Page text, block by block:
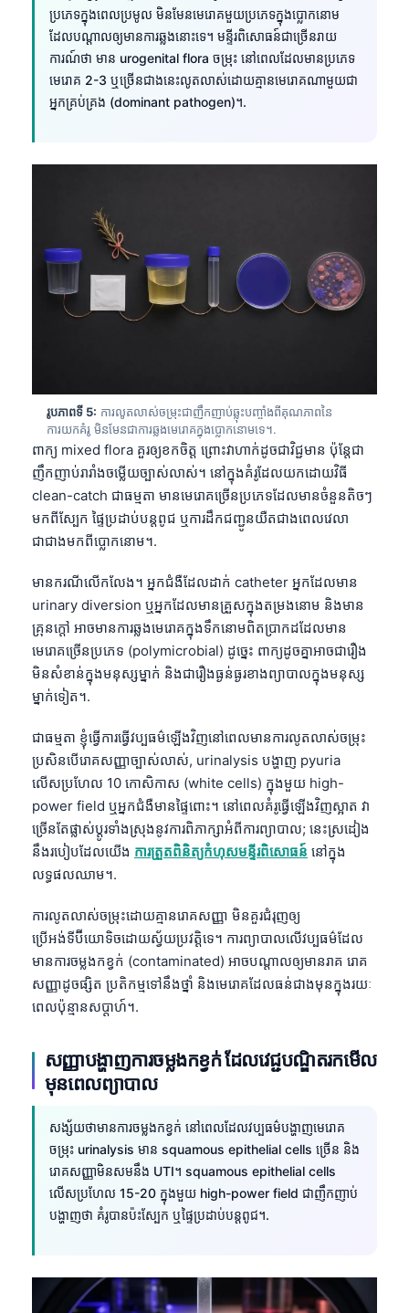
ប្រភេទក្នុងពេលប្រមូល មិនមែនមេរោគមួយប្រភេទក្នុងប្លោកនោម
ដែលបណ្តាលឲ្យមានការឆ្លងនោះទេ។ មន្ទីរពិសោធន៍ជាច្រើនរាយ
ការណ៍ថា មាន urogenital flora ចម្រុះ នៅពេលដែលមានប្រភេទ
មេរោគ 2-3 ឬច្រើនជាងនេះលូតលាស់ដោយគ្មានមេរោគណាមួយជា
អ្នកគ្រប់គ្រង (dominant pathogen)។.
រូបភាពទី 5: ការលូតលាស់ចម្រុះជាញឹកញាប់ឆ្លុះបញ្ចាំងពីគុណភាពនៃ
ការយកគំរូ មិនមែនជាការឆ្លងមេរោគក្នុងប្លោកនោមទេ។.
ពាក្យ mixed flora គួរឲ្យខកចិត្ត ព្រោះវាហាក់ដូចជាវិជ្ជមាន ប៉ុន្តែជា
ញឹកញាប់រារាំងចម្លើយច្បាស់លាស់។ នៅក្នុងគំរូដែលយកដោយវិធី
clean-catch ជាធម្មតា មានមេរោគច្រើនប្រភេទដែលមានចំនួនតិចៗ
មកពីស្បែក ផ្ទៃប្រដាប់បន្តពូជ ឬការដឹកជញ្ជូនយឺតជាងពេលវេលា
ជាជាងមកពីប្លោកនោម។.
មានករណីលើកលែង។ អ្នកជំងឺដែលដាក់ catheter អ្នកដែលមាន
urinary diversion ឬអ្នកដែលមានគ្រួសក្នុងតម្រងនោម និងមាន
គ្រុនក្តៅ អាចមានការឆ្លងមេរោគក្នុងទឹកនោមពិតប្រាកដដែលមាន
មេរោគច្រើនប្រភេទ (polymicrobial) ដូច្នេះ ពាក្យដូចគ្នាអាចជារឿង
មិនសំខាន់ក្នុងមនុស្សម្នាក់ និងជារឿងធ្ងន់ធ្ងរខាងព្យាបាលក្នុងមនុស្ស
ម្នាក់ទៀត។.
ជាធម្មតា ខ្ញុំធ្វើការធ្វើវប្បធម៌ឡើងវិញនៅពេលមានការលូតលាស់ចម្រុះ
ប្រសិនបើរោគសញ្ញាច្បាស់លាស់, urinalysis បង្ហាញ pyuria
លើសប្រហែល 10 កោសិកាស (white cells) ក្នុងមួយ high-
power field ឬអ្នកជំងឺមានផ្ទៃពោះ។ នៅពេលគំរូធ្វើឡើងវិញស្អាត វា
ច្រើនតែផ្លាស់ប្តូរទាំងស្រុងនូវការពិភាក្សាអំពីការព្យាបាល; នេះស្រដៀង
នឹងរបៀបដែលយើង ការត្រួតពិនិត្យកំហុសមន្ទីរពិសោធន៍ នៅក្នុង
លទ្ធផលឈាម។.
ការលូតលាស់ចម្រុះដោយគ្មានរោគសញ្ញា មិនគួរជំរុញឲ្យ
ប្រើអង់ទីប៊ីយោទិចដោយស្វ័យប្រវត្តិទេ។ ការព្យាបាលលើវប្បធម៌ដែល
មានការចម្លងកខ្វក់ (contaminated) អាចបណ្តាលឲ្យមានរាគ រោគ
សញ្ញាដូចផ្សិត ប្រតិកម្មទៅនឹងថ្នាំ និងមេរោគដែលធន់ជាងមុនក្នុងរយៈ
ពេលប៉ុន្មានសប្តាហ៍។.
សញ្ញាបង្ហាញការចម្លងកខ្វក់ ដែលវេជ្ជបណ្ឌិតរកមើល
មុនពេលព្យាបាល
សង្ស័យថាមានការចម្លងកខ្វក់ នៅពេលដែលវប្បធម៌បង្ហាញមេរោគ
ចម្រុះ urinalysis មាន squamous epithelial cells ច្រើន និង
រោគសញ្ញាមិនសមនឹង UTI។ squamous epithelial cells
លើសប្រហែល 15-20 ក្នុងមួយ high-power field ជាញឹកញាប់
បង្ហាញថា គំរូបានប៉ះស្បែក ឬផ្ទៃប្រដាប់បន្តពូជ។.
Македонски јазик
Gàidhlig
Occitan
العربية المغربية
ພາສາລາວ
Cebuano
ئۇيغۇرچە
Кыргызча
Татар теле
Esperanto
Frysk
Ślōnskŏ gŏdka
Norsk bokmål